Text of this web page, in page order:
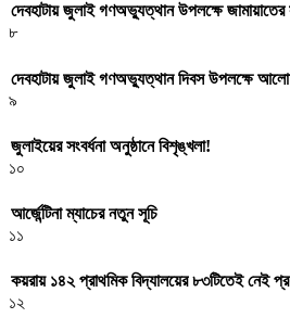
দেবহাটায় জুলাই গণঅভ্যুত্থান উপলক্ষে জামায়াতের
৮
দেবহাটায় জুলাই গণঅভ্যুত্থান দিবস উপলক্ষে
৯
জুলাইয়ের সংবর্ধনা অনুষ্ঠানে বিশৃঙ্খলা!
১০
আর্জেন্টিনা ম্যাচের নতুন সূচি
১১
কয়রায় ১৪২ প্রাথমিক বিদ্যালয়ের ৮৩টিতেই নেই
১২